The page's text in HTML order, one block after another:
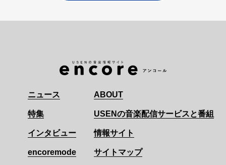
ニュース
特集
インタビュー
encoremode
ABOUT
USENの音楽配信サービスと番組
情報サイト
サイトマップ